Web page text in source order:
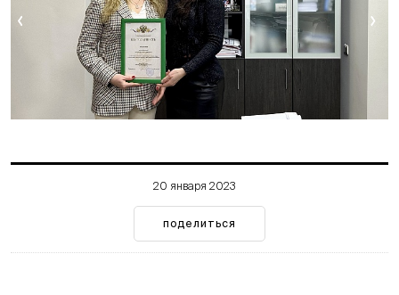
20 января 2023
поделиться